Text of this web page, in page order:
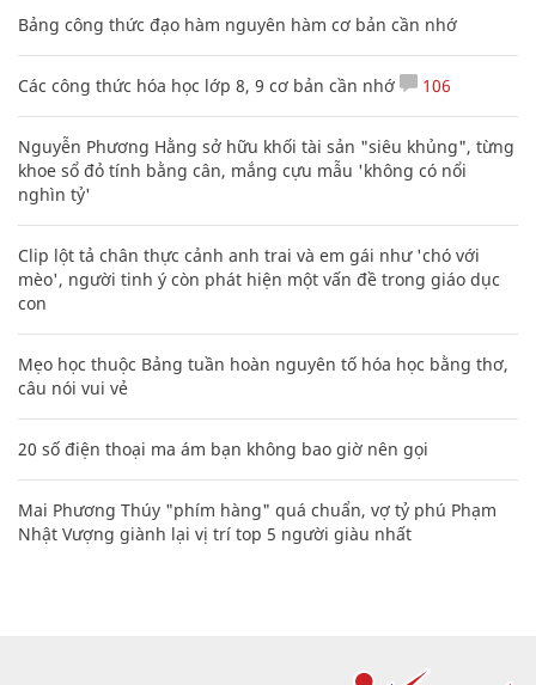
Bảng công thức đạo hàm nguyên hàm cơ bản cần nhớ
Các công thức hóa học lớp 8, 9 cơ bản cần nhớ 106
Nguyễn Phương Hằng sở hữu khối tài sản "siêu khủng", từng
khoe sổ đỏ tính bằng cân, mắng cựu mẫu 'không có nổi
nghìn tỷ'
Clip lột tả chân thực cảnh anh trai và em gái như 'chó với
mèo', người tinh ý còn phát hiện một vấn đề trong giáo dục
con
Mẹo học thuộc Bảng tuần hoàn nguyên tố hóa học bằng thơ,
câu nói vui vẻ
20 số điện thoại ma ám bạn không bao giờ nên gọi
Mai Phương Thúy "phím hàng" quá chuẩn, vợ tỷ phú Phạm
Nhật Vượng giành lại vị trí top 5 người giàu nhất